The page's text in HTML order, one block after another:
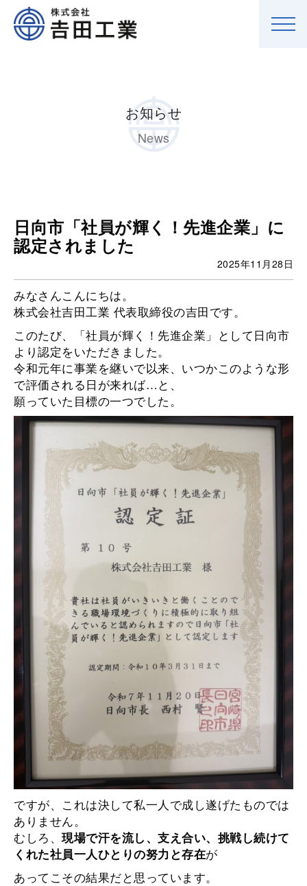
お知らせ
News
日向市「社員が輝く！先進企業」に
認定されました
2025年11月28日
みなさんこんにちは。
株式会社吉田工業 代表取締役の吉田です。
このたび、「社員が輝く！先進企業」として日向市
より認定をいただきました。
令和元年に事業を継いで以来、いつかこのような形
で評価される日が来れば…と、
願っていた目標の一つでした。
ですが、これは決して私一人で成し遂げたものでは
ありません。
むしろ、 現場で汗を流し、支え合い、挑戦し続けて
くれた社員一人ひとりの努力と存在が
あってこその結果だと思っています。